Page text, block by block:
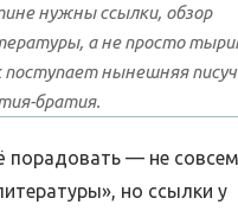
нужны ссылки, обзор
а не просто
поступает нынешняя
братия.
порадовать — не совсем
но ссылки у